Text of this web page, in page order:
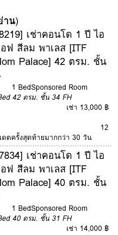
าน)
เช่าคอนโด 1 ปี ไอ
ฟ สีลม พาเลส [ITF
Palace] 42 ตรม. ชั้น
1 BedSponsored Room
42 ตรม. ชั้น 34 FH
เช่า 13,000 ฿
12
ดตครั้งสุดท้ายมากกว่า 30 วัน
เช่าคอนโด 1 ปี ไอ
ฟ สีลม พาเลส [ITF
Palace] 40 ตรม. ชั้น
1 BedSponsored Room
40 ตรม. ชั้น 31 FH
เช่า 14,000 ฿